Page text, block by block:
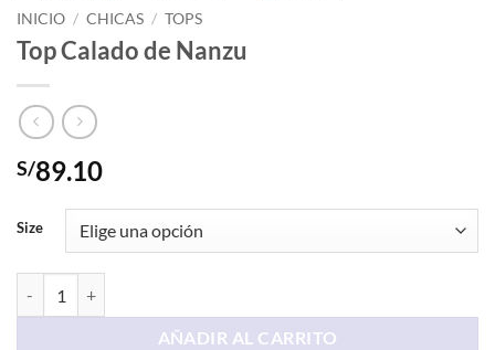
INICIO / CHICAS / TOPS
Top Calado de Nanzu
S/89.10
Size
AÑADIR AL CARRITO